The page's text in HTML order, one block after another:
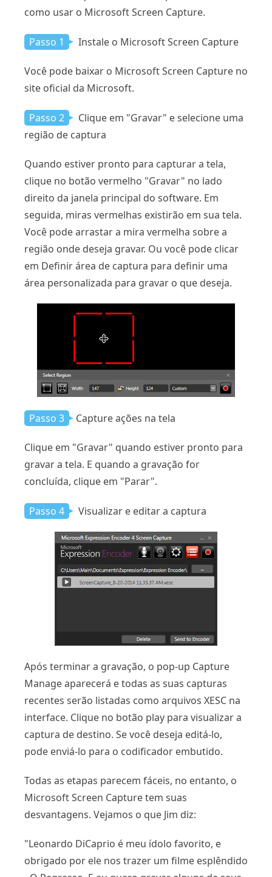
como usar o Microsoft Screen Capture.
Passo 1 Instale o Microsoft Screen Capture
Você pode baixar o Microsoft Screen Capture no
site oficial da Microsoft.
Passo 2
Clique em "Gravar" e selecione uma
região de captura
Quando estiver pronto para capturar a tela,
clique no botão vermelho "Gravar" no lado
direito da janela principal do software. Em
seguida, miras vermelhas existirão em sua tela.
Você pode arrastar a mira vermelha sobre a
região onde deseja gravar. Ou você pode clicar
em Definir área de captura para definir uma
área personalizada para gravar o que deseja.
Passo 3 Capture ações na tela
Clique em "Gravar" quando estiver pronto para
gravar a tela. E quando a gravação for
concluída, clique em "Parar".
Passo 4 Visualizar e editar a captura
Após terminar a gravação, o pop-up Capture
Manage aparecerá e todas as suas capturas
recentes serão listadas como arquivos XESC na
interface. Clique no botão play para visualizar a
captura de destino. Se você deseja editá-lo,
pode enviá-lo para o codificador embutido.
Todas as etapas parecem fáceis, no entanto, o
Microsoft Screen Capture tem suas
desvantagens. Vejamos o que Jim diz:
"Leonardo DiCaprio é meu ídolo favorito, e
obrigado por ele nos trazer um filme esplêndido